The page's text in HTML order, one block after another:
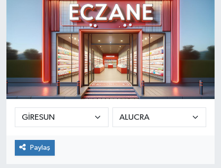
Paylaş
Haber Arşivi